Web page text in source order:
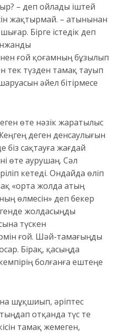
– деп ойлады іштей
жақтырмай. – Қатынынан
Бірге істедік деп
ғой қоғамның бұзылып
тек түзден тамақ тауып
әйел бітірмесе
өте нәзік жаратылыс
деген денсаулығын
біз сақтауға жағдай
өте аурушаң. Сәл
кетеді. Ондайда өліп
«орта жолда атың
өлмесін» деп бекер
жолдасыңды
түскен
ғой. Шәй-тамағыңды
Бірақ, қасыңда
болғанға ештеңе
шұқшиып, әріптес
отқанда түс те
тамақ жемеген,